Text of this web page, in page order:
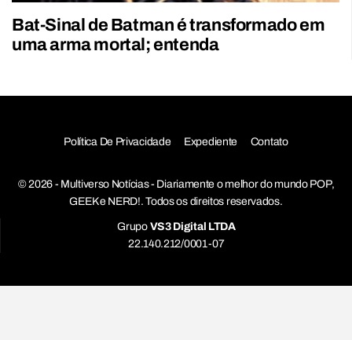
Bat-Sinal de Batman é transformado em
uma arma mortal; entenda
Política De Privacidade Expediente Contato
© 2026 - Multiverso Notícias - Diariamente o melhor do mundo POP,
GEEK e NERD!. Todos os direitos reservados.
Grupo VS3 Digital LTDA
22.140.212/0001-07